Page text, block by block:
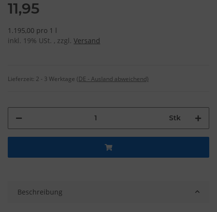
11,95
1.195,00 pro 1 l
inkl. 19% USt. , zzgl. Versand
Lieferzeit: 2 - 3 Werktage (DE - Ausland abweichend)
Stk
Beschreibung